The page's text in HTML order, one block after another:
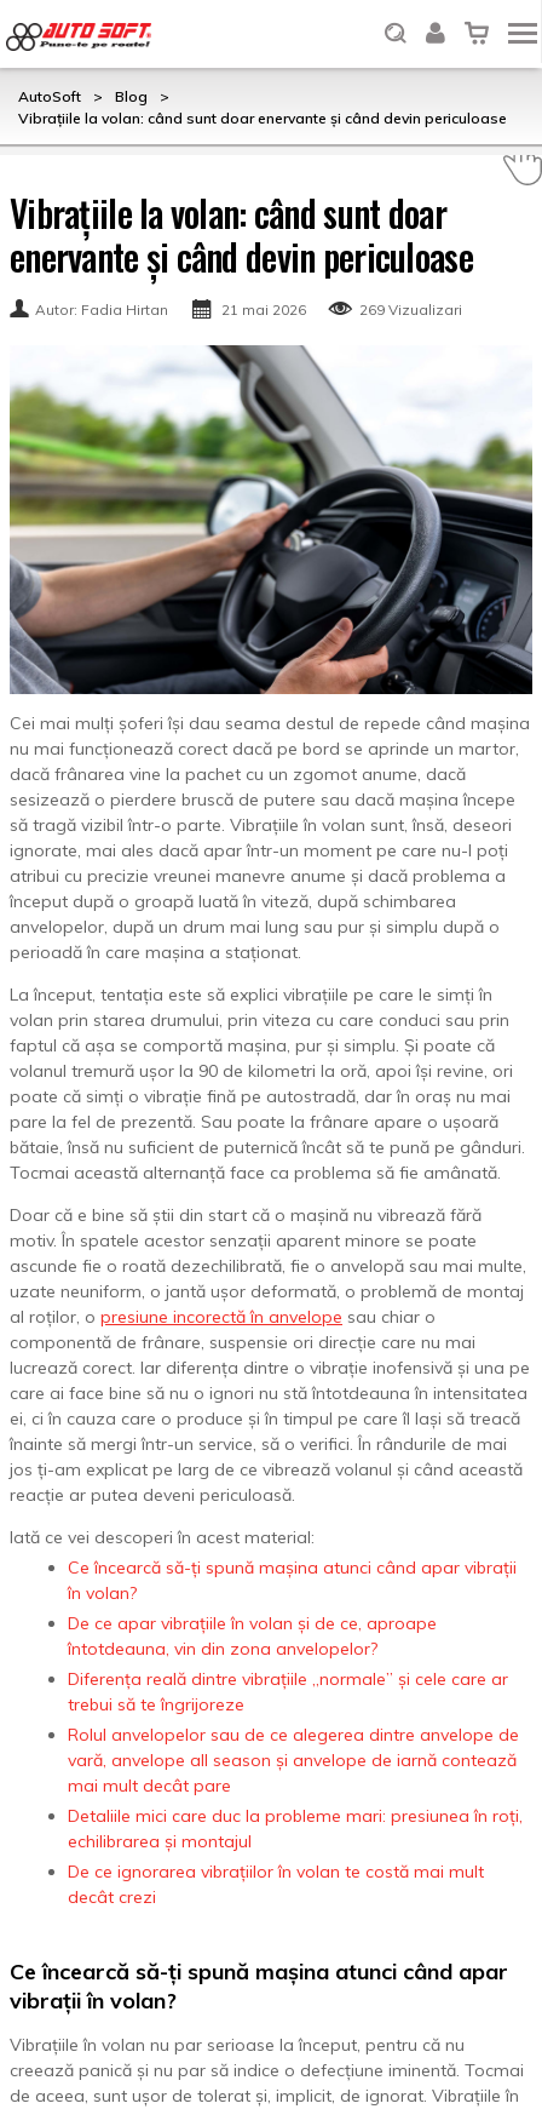
AutoSoft > Blog
>
Vibrațiile la volan: când sunt doar enervante și când devin periculoase
Vibrațiile la volan: când sunt doar
enervante și când devin periculoase
Autor: Fadia Hirtan 21 mai 2026 269 Vizualizari
Cei mai mulți șoferi își dau seama destul de repede când mașina
nu mai funcționează corect dacă pe bord se aprinde un martor,
dacă frânarea vine la pachet cu un zgomot anume, dacă
sesizează o pierdere bruscă de putere sau dacă mașina începe
să tragă vizibil într-o parte. Vibrațiile în volan sunt, însă, deseori
ignorate, mai ales dacă apar într-un moment pe care nu-l poți
atribui cu precizie vreunei manevre anume și dacă problema a
început după o groapă luată în viteză, după schimbarea
anvelopelor, după un drum mai lung sau pur și simplu după o
perioadă în care mașina a staționat.
La început, tentația este să explici vibrațiile pe care le simți în
volan prin starea drumului, prin viteza cu care conduci sau prin
faptul că așa se comportă mașina, pur și simplu. Și poate că
volanul tremură ușor la 90 de kilometri la oră, apoi își revine, ori
poate că simți o vibrație fină pe autostradă, dar în oraș nu mai
pare la fel de prezentă. Sau poate la frânare apare o ușoară
bătaie, însă nu suficient de puternică încât să te pună pe gânduri.
Tocmai această alternanță face ca problema să fie amânată.
Doar că e bine să știi din start că o mașină nu vibrează fără
motiv. În spatele acestor senzații aparent minore se poate
ascunde fie o roată dezechilibrată, fie o anvelopă sau mai multe,
uzate neuniform, o jantă ușor deformată, o problemă de montaj
al roților, o presiune incorectă în anvelope sau chiar o
componentă de frânare, suspensie ori direcție care nu mai
lucrează corect. Iar diferența dintre o vibrație inofensivă și una pe
care ai face bine să nu o ignori nu stă întotdeauna în intensitatea
ei, ci în cauza care o produce și în timpul pe care îl lași să treacă
înainte să mergi într-un service, să o verifici. În rândurile de mai
jos ți-am explicat pe larg de ce vibrează volanul și când această
reacție ar putea deveni periculoasă.
Iată ce vei descoperi în acest material:
Ce încearcă să-ți spună mașina atunci când apar vibrații
în volan?
De ce apar vibrațiile în volan și de ce, aproape
întotdeauna, vin din zona anvelopelor?
Diferența reală dintre vibrațiile „normale” și cele care ar
trebui să te îngrijoreze
Rolul anvelopelor sau de ce alegerea dintre anvelope de
vară, anvelope all season și anvelope de iarnă contează
mai mult decât pare
Detaliile mici care duc la probleme mari: presiunea în roți,
echilibrarea și montajul
De ce ignorarea vibrațiilor în volan te costă mai mult
decât crezi
Ce încearcă să-ți spună mașina atunci când apar
vibrații în volan?
Vibrațiile în volan nu par serioase la început, pentru că nu
creează panică și nu par să indice o defecțiune iminentă. Tocmai
de aceea, sunt ușor de tolerat și, implicit, de ignorat. Vibrațiile în